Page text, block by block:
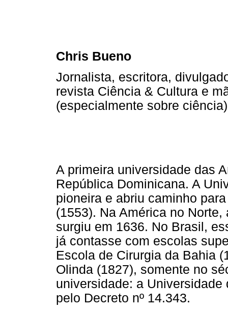
Chris Bueno
Jornalista, escritora,
revista Ciência & Cultura e
(especialmente sobre ciência)
A primeira universidade das
República Dominicana. A
pioneira e abriu caminho
(1553). Na América no
surgiu em 1636. No Brasil,
já contasse com escolas
Escola de Cirurgia da Bahia
Olinda (1827), somente no
universidade: a
pelo Decreto nº 14.343.